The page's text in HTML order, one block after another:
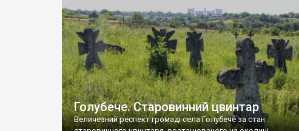
Голубече. Старовинний цвинтар
Величезний респект громаді села Голубече за стан